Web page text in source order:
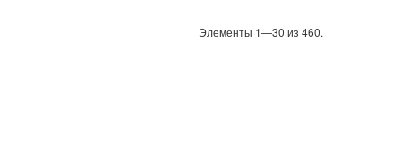
Элементы 1—30 из 460.